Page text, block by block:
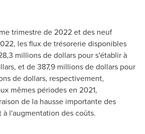
trimestre de 2022 et des neuf
les flux de trésorerie disponibles
millions de dollars pour s'établir à
et de 387,9 millions de dollars pour
de dollars, respectivement,
mêmes périodes en 2021,
de la hausse importante des
à l'augmentation des coûts.